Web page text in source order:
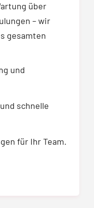
über
– wir
gesamten
und
schnelle
für Ihr Team.